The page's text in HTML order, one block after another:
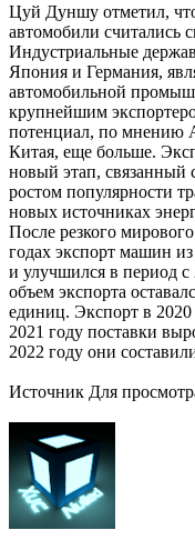
Цуй Дуншу отметил,
автомобили
Индустриальные
Япония и Германия,
автомобильной
крупнейшим
потенциал, по мнению
Китая, еще больше.
новый этап, связанный
ростом популярности
новых источниках
После резкого
годах экспорт машин
и улучшился в период
объем экспорта
единиц. Экспорт в
2021 году поставки
2022 году они
Источник Для